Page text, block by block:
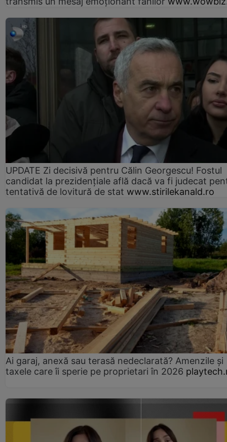
UPDATE Zi decisivă pentru Călin Georgescu! Fostul
candidat la prezidențiale află dacă va fi judecat
tentativă de lovitură de stat www.stirilekanald.ro
Ai garaj, anexă sau terasă nedeclarată? Amenzile și
taxele care îi sperie pe proprietari în 2026